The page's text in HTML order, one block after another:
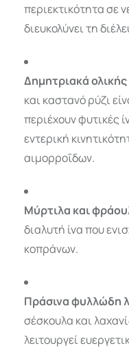
περιεκτικότητα σε
διευκολύνει τη
Δημητριακά
και καστανό ρύζι
περιέχουν φυτικές
εντερική
αιμορροΐδων.
Μύρτιλα και
διαλυτή ίνα που
κοπράνων.
Πράσινα φυλλώδη
σέσκουλα και
λειτουργεί